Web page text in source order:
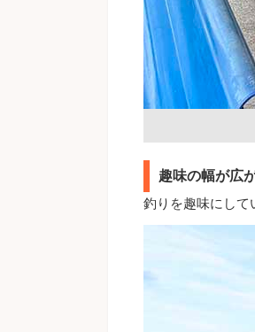
趣味の幅が広
釣りを趣味にして